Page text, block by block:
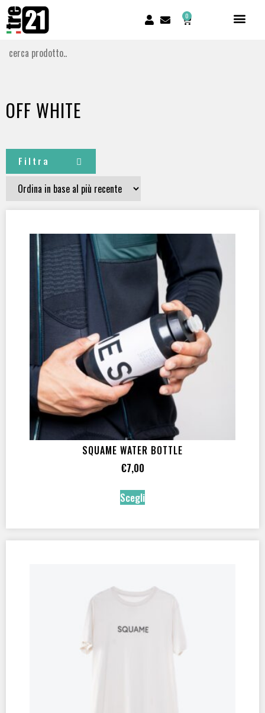
0
OFF WHITE
Filtra
SQUAME(3)
MATERIALE
100% cotone BIO
100% politilene(1)
ADATTO A
Donna (1)
Per tutti(1)
Unisex
(1)
SQUAME WATER BOTTLE
€7,00
Scegli